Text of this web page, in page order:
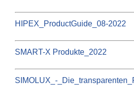
HIPEX_ProductGuide_08-2022
SMART-X Produkte_2022
SIMOLUX_-